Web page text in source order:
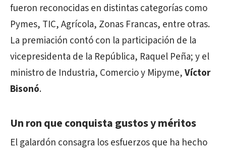
fueron reconocidas en distintas categorías como
Pymes, TIC, Agrícola, Zonas Francas, entre otras.
La premiación contó con la participación de la
vicepresidenta de la República, Raquel Peña; y el
ministro de Industria, Comercio y Mipyme,Víctor
Bisonó.
Un ron que conquista gustos y méritos
El galardón consagra los esfuerzos que ha hecho